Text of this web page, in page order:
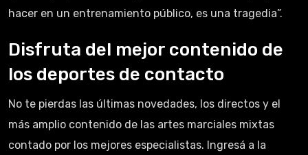
hacer en un entrenamiento público, es una tragedia”.
Disfruta del mejor contenido de
los deportes de contacto
No te pierdas las últimas novedades, los directos y el
más amplio contenido de las artes marciales mixtas
contado por los mejores especialistas. Ingresá a la